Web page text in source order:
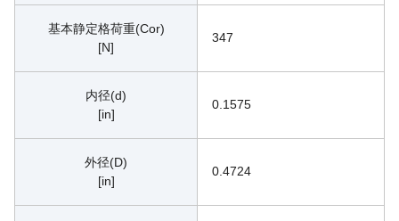
基本静定格荷重(Cor)
[N]
347
内径(d)
[in]
0.1575
外径(D)
[in]
0.4724